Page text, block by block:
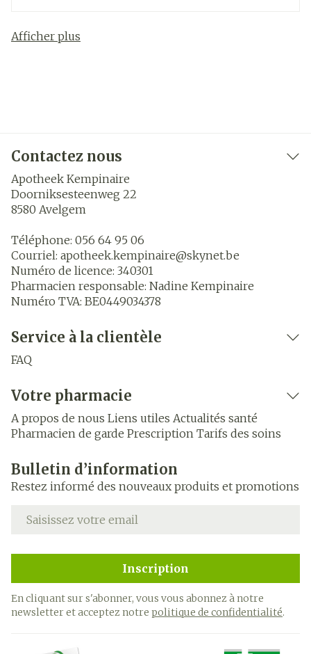
Afficher plus
Contactez nous
Apotheek Kempinaire
Doorniksesteenweg 22
8580 Avelgem
Téléphone: 056 64 95 06
Courriel: apotheek.kempinaire@skynet.be
Numéro de licence: 340301
Pharmacien responsable: Nadine Kempinaire
Numéro TVA: BE0449034378
Service à la clientèle
FAQ
Votre pharmacie
A propos de nous Liens utiles Actualités santé
Pharmacien de garde Prescription Tarifs des soins
Bulletin d’information
Restez informé des nouveaux produits et promotions
Adresse mail
Inscription
En cliquant sur s'abonner, vous vous abonnez à notre
newsletter et acceptez notre politique de confidentialité.